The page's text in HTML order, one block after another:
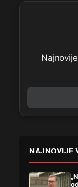
NAJNOVIJE